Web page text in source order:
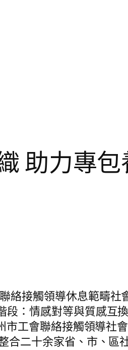
助力專包
絡接觸領導休息範疇
：情感對等與質感互
工會聯絡接觸領導社
合二十余家省、市、